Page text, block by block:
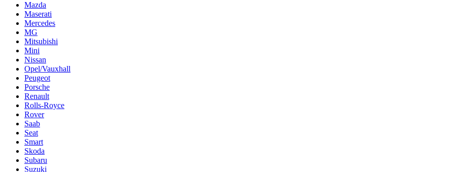
Mazda
Maserati
Mercedes
MG
Mitsubishi
Mini
Nissan
Opel/Vauxhall
Peugeot
Porsche
Renault
Rolls-Royce
Rover
Saab
Seat
Smart
Skoda
Subaru
Suzuki